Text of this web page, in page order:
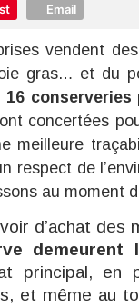
Email
vendent
gras… et du
concertées
meilleure
respect de
au moment
d’achat des
demeurent
principal, en
et même au